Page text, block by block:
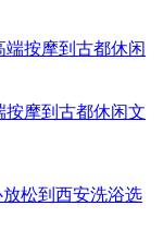
摩到古都休闲文